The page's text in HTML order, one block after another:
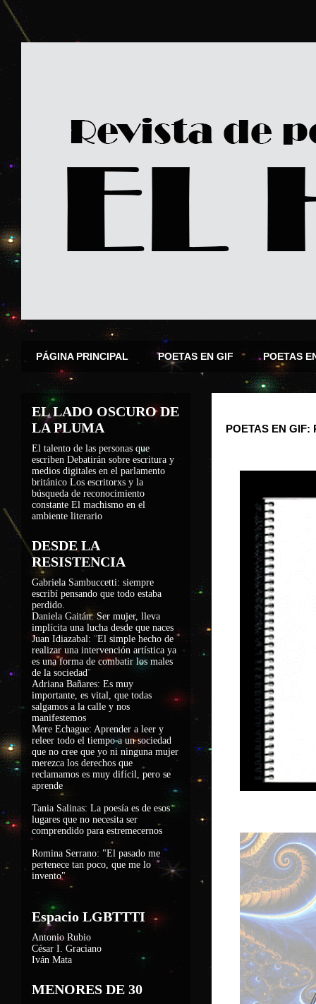
PÁGINA PRINCIPAL POETAS EN GIF POETAS
POETAS EN GIF:
EL LADO OSCURO DE
LA PLUMA
El talento de las personas que
escriben Debatirán sobre escritura y
medios digitales en el parlamento
británico Los escritorxs y la
búsqueda de reconocimiento
constante El machismo en el
ambiente literario
DESDE LA
RESISTENCIA
Gabriela Sambuccetti: siempre
escribí pensando que todo estaba
perdido.
Daniela Gaitán: Ser mujer, lleva
implícita una lucha desde que naces
Juan Idiazabal: ¨El simple hecho de
realizar una intervención artística ya
es una forma de combatir los males
de la sociedad¨
Adriana Bañares: Es muy
importante, es vital, que todas
salgamos a la calle y nos
manifestemos
Mere Echague: Aprender a leer y
releer todo el tiempo a un sociedad
que no cree que yo ni ninguna mujer
merezca los derechos que
reclamamos es muy difícil, pero se
aprende
Tania Salinas: La poesía es de esos
lugares que no necesita ser
comprendido para estremecernos
Romina Serrano: "El pasado me
pertenece tan poco, que me lo
invento"
Espacio LGBTTTI
Antonio Rubio
César I. Graciano
Iván Mata
MENORES DE 30